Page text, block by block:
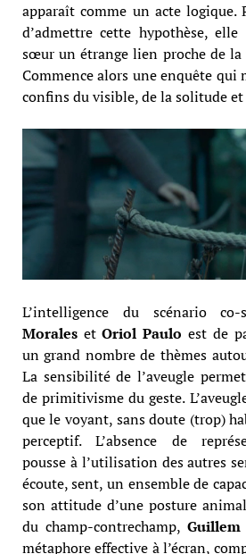
apparaît comme un acte logique.
d’admettre cette hypothèse,
sœur un étrange lien proche de la
Commence alors une enquête qui
confins du visible, de la solitude et
L’intelligence du scénario
MoralesetOriol Paulo est de
un grand nombre de thèmes
La sensibilité de l’aveugle
de primitivisme du geste.
que le voyant, sans doute (trop)
perceptif. L’absence de
pousse à l’utilisation des autres
écoute, sent, un ensemble de
son attitude d’une posture
du champ-contrechamp, Guillem
métaphore effective à l’écran,